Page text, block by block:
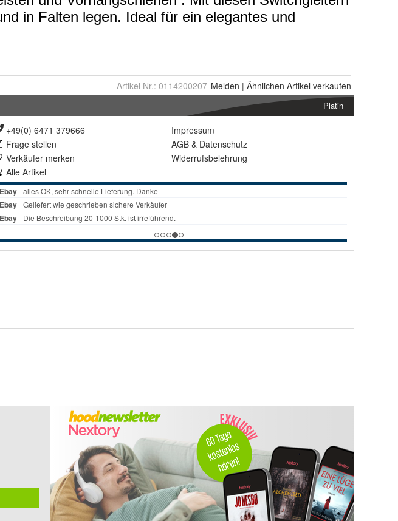
Artikel Nr.: 0114200207 Melden | Ähnlichen Artikel verkaufen
Platin
+49(0) 6471 379666
Frage stellen
Verkäufer merken
Alle Artikel
Impressum
AGB & Datenschutz
Widerrufsbelehrung